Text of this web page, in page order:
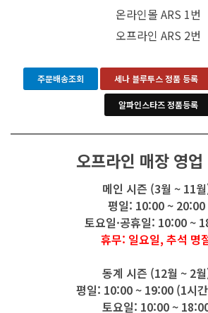
온라인몰 ARS 1번
오프라인 ARS 2번
주문배송조회 세나 블루투스 정품 등록
알파인스타즈 정품등록
오프라인 매장 영업
메인 시즌 (3월 ~ 11
평일: 10:00 ~ 20:00
토요일·공휴일: 10:00 ~
휴무: 일요일, 추석 명
동계 시즌 (12월 ~ 2
평일: 10:00 ~ 19:00 (1시
토요일: 10:00 ~